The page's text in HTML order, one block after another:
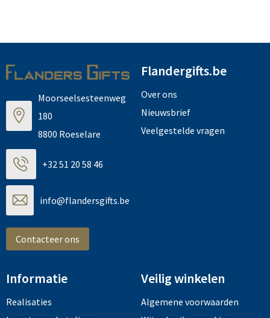
Moorseelsesteenweg
180
8800 Roeselare
+32 51 20 58 46
info@flandersgifts.be
Contacteer ons
Flandergifts.be
Over ons
Nieuwsbrief
Veelgestelde vragen
Informatie
Realisaties
Veilig winkelen
Algemene voorwaarden